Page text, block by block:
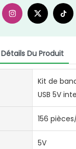
Détails Du Produit
Kit de
USB 5V
156
5V